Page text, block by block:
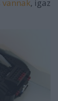
, igaz